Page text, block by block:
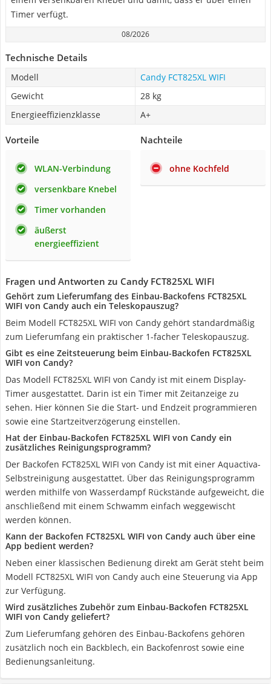
Timer verfügt.
08/2026
Technische Details
Modell
Candy FCT825XL WIFI
Gewicht
28 kg
Energieeffizienzklasse
A+
Vorteile
WLAN-Verbindung
versenkbare Knebel
Timer vorhanden
äußerst
energieeffizient
Nachteile
ohne Kochfeld
Fragen und Antworten zu Candy FCT825XL WIFI
Gehört zum Lieferumfang des Einbau-Backofens FCT825XL
WIFI von Candy auch ein Teleskopauszug?
Beim Modell FCT825XL WIFI von Candy gehört standardmäßig
zum Lieferumfang ein praktischer 1-facher Teleskopauszug.
Gibt es eine Zeitsteuerung beim Einbau-Backofen FCT825XL
WIFI von Candy?
Das Modell FCT825XL WIFI von Candy ist mit einem Display-
Timer ausgestattet. Darin ist ein Timer mit Zeitanzeige zu
sehen. Hier können Sie die Start- und Endzeit programmieren
sowie eine Startzeitverzögerung einstellen.
Hat der Einbau-Backofen FCT825XL WIFI von Candy ein
zusätzliches Reinigungsprogramm?
Der Backofen FCT825XL WIFI von Candy ist mit einer Aquactiva-
Selbstreinigung ausgestattet. Über das Reinigungsprogramm
werden mithilfe von Wasserdampf Rückstände aufgeweicht, die
anschließend mit einem Schwamm einfach weggewischt
werden können.
Kann der Backofen FCT825XL WIFI von Candy auch über eine
App bedient werden?
Neben einer klassischen Bedienung direkt am Gerät steht beim
Modell FCT825XL WIFI von Candy auch eine Steuerung via App
zur Verfügung.
Wird zusätzliches Zubehör zum Einbau-Backofen FCT825XL
WIFI von Candy geliefert?
Zum Lieferumfang gehören des Einbau-Backofens gehören
zusätzlich noch ein Backblech, ein Backofenrost sowie eine
Bedienungsanleitung.